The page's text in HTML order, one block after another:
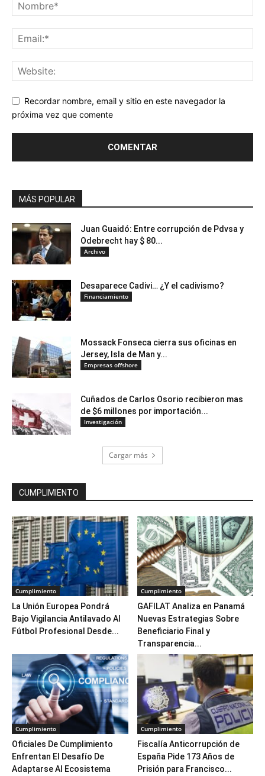
Recordar nombre, email y sitio en este navegador la
próxima vez que comente
MÁS POPULAR
Juan Guaidó: Entre corrupción de Pdvsa y
Odebrecht hay $ 80...
Archivo
Desaparece Cadivi… ¿Y el cadivismo?
Financiamiento
Mossack Fonseca cierra sus oficinas en
Jersey, Isla de Man y...
Empresas offshore
Cuñados de Carlos Osorio recibieron mas
de $6 millones por importación...
Investigación
Cargar más
CUMPLIMIENTO
Cumplimiento
La Unión Europea Pondrá
Bajo Vigilancia Antilavado Al
Fútbol Profesional Desde...
Cumplimiento
GAFILAT Analiza en Panamá
Nuevas Estrategias Sobre
Beneficiario Final y
Transparencia...
Cumplimiento
Oficiales De Cumplimiento
Enfrentan El Desafío De
Adaptarse Al Ecosistema
Cumplimiento
Fiscalía Anticorrupción de
España Pide 173 Años de
Prisión para Francisco...